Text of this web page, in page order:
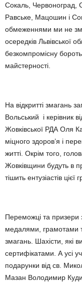
Сокаль, Червоноград,
Равське, Мацошин і
обмеженнями ми не
осередків Львівської
безкомпромісну
майстерності.
На відкритті змагань
Вольський і керівник
Жовківської РДА Оля
міцного здоров’я і
житті. Окрім того,
Жовківщини будуть в
тішить ентузіастів цієї
Переможці та призери
медалями, грамотами
змагань. Шахісти, які
сертифікатами. А усі
подарунки від св.
Мазан Володимир